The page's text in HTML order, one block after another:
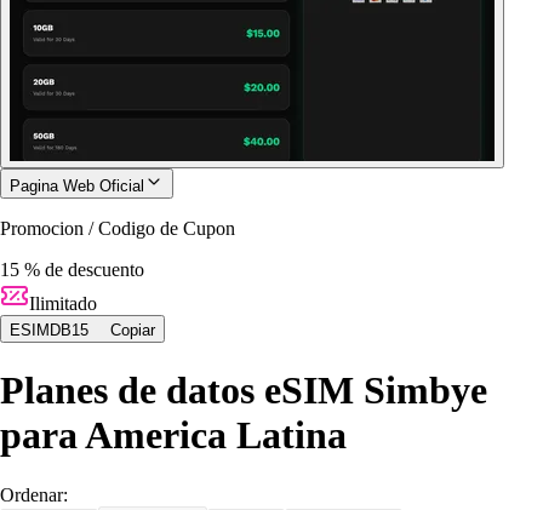
Pagina Web Oficial
Promocion / Codigo de Cupon
15 % de descuento
Ilimitado
ESIMDB15 Copiar
Planes de datos eSIM Simbye
para America Latina
Ordenar: